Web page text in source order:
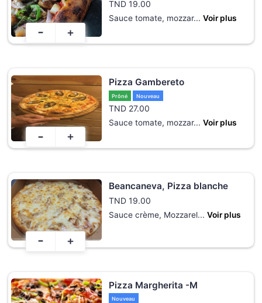
TND 19.00
Sauce tomate, mozzar... Voir plus
- +
Pizza Gambereto
Prôné Nouveau
TND 27.00
Sauce tomate, mozzar... Voir plus
- +
Beancaneva, Pizza blanche
TND 19.00
Sauce crème, Mozzarel... Voir plus
- +
Pizza Margherita -M
Nouveau